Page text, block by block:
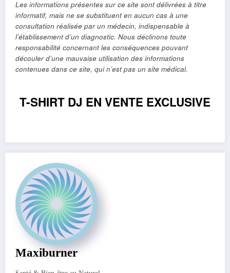
Les informations présentes sur ce site sont délivrées à titre
informatif, mais ne se substituent en aucun cas à une
consultation réalisée par un médecin, indispensable à
l’établissement d’un diagnostic. Nous déclinons toute
responsabilité concernant les conséquences pouvant
découler d’une mauvaise utilisation des informations
contenues dans ce site, qui n’est pas un site médical.
T-SHIRT DJ EN VENTE EXCLUSIVE
Maxiburner